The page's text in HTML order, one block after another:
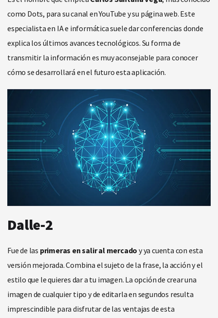
como Dots, para su canal en YouTube y su página web. Este
especialista en IA e informática suele dar conferencias donde
explica los últimos avances tecnológicos. Su forma de
transmitir la información es muy aconsejable para conocer
cómo se desarrollará en el futuro esta aplicación.
Dalle-2
Fue de las primeras en salir al mercado y ya cuenta con esta
versión mejorada. Combina el sujeto de la frase, la acción y el
estilo que le quieres dar a tu imagen. La opción de crear una
imagen de cualquier tipo y de editarla en segundos resulta
imprescindible para disfrutar de las ventajas de esta